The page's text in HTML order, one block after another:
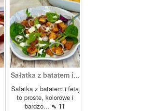
Sałatka z batatem i...
Sałatka z batatem i fetą
to proste, kolorowe i
bardzo... ⇖ 11